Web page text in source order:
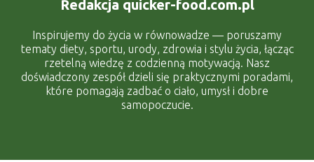
Redakcja quicker-food.com.pl
Inspirujemy do życia w równowadze — poruszamy
tematy diety, sportu, urody, zdrowia i stylu życia, łącząc
rzetelną wiedzę z codzienną motywacją. Nasz
doświadczony zespół dzieli się praktycznymi poradami,
które pomagają zadbać o ciało, umysł i dobre
samopoczucie.